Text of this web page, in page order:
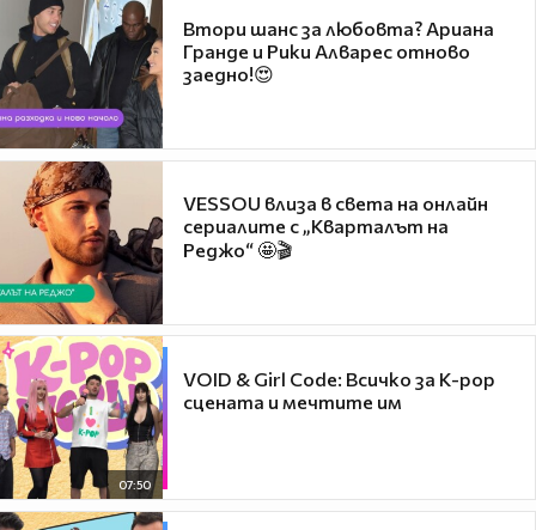
Втори шанс за любовта? Ариана
Гранде и Рики Алварес отново
заедно!😍
VESSOU влиза в света на онлайн
сериалите с „Кварталът на
Реджо“ 🤩🎬
07:50
VOID & Girl Code: Всичко за K-pop
сцената и мечтите им